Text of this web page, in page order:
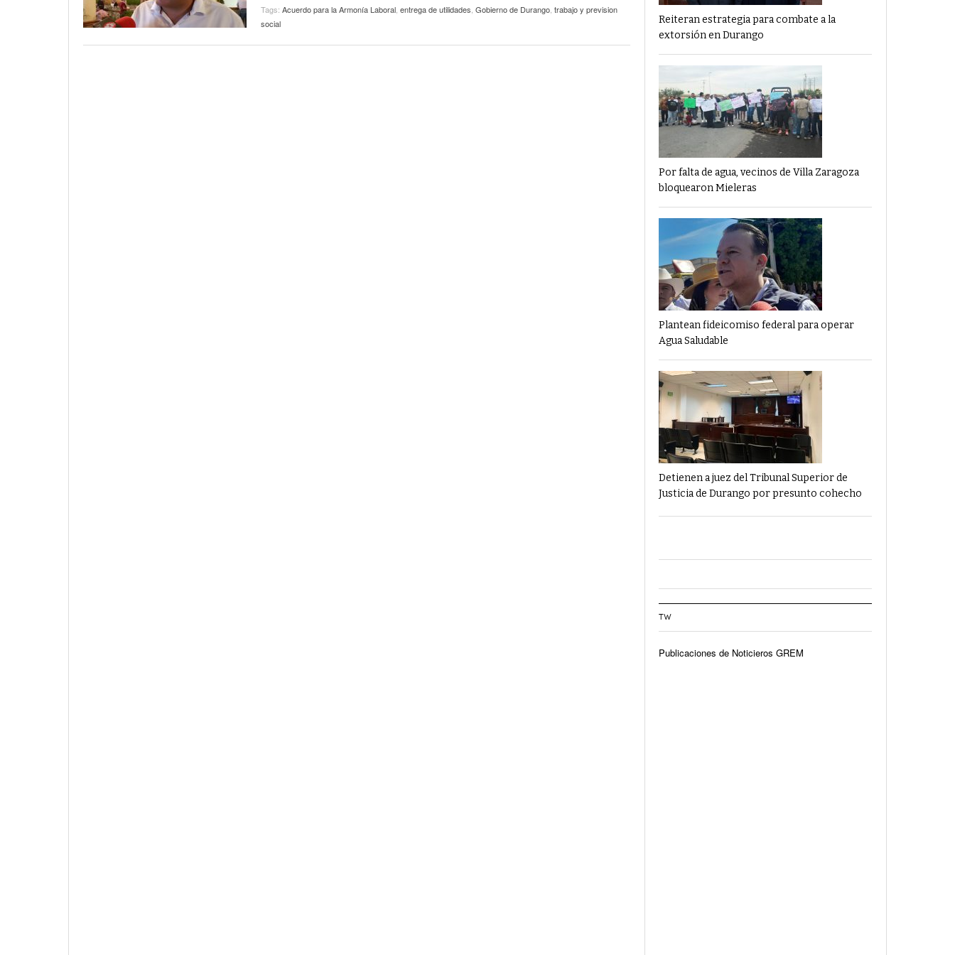
Tags: Acuerdo para la Armonía Laboral entrega de utilidades Gobierno de Durango trabajo y prevision
social
Reiteran estrategia para combate a la
extorsión en Durango
Por falta de agua, vecinos de Villa Zaragoza
bloquearon Mieleras
Plantean fideicomiso federal para operar
Agua Saludable
Detienen a juez del Tribunal Superior de
Justicia de Durango por presunto cohecho
TW
Publicaciones de Noticieros GREM